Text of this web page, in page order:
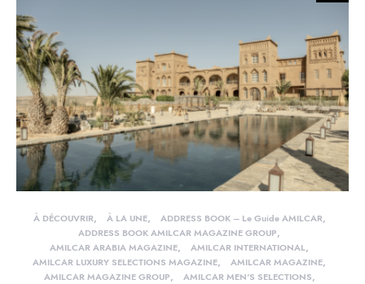
À DÉCOUVRIR À LA UNE
ADDRESS BOOK – Le Guide AMILCAR
ADDRESS BOOK AMILCAR MAGAZINE GROUP
AMILCAR ARABIA MAGAZINE
AMILCAR INTERNATIONAL
AMILCAR LUXURY SELECTIONS MAGAZINE
AMILCAR MAGAZINE
AMILCAR MAGAZINE GROUP
AMILCAR MEN'S SELECTIONS